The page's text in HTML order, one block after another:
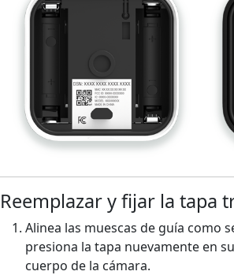
Reemplazar y fijar la tapa
Alinea las muescas de guía como
presiona la tapa nuevamente en
cuerpo de la cámara.